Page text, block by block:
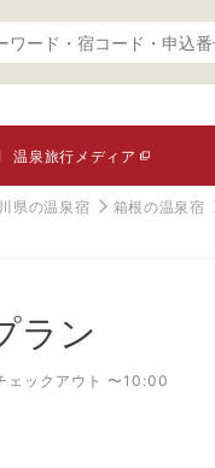
温泉旅行メディア
県の温泉宿 箱根の温泉宿
ラン
ェックアウト 〜10:00